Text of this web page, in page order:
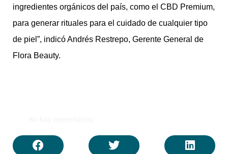
ingredientes orgánicos del país, como el CBD Premium,
para generar rituales para el cuidado de cualquier tipo
de piel”, indicó Andrés Restrepo, Gerente General de
Flora Beauty.